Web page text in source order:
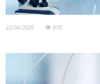
22/06/2026 978